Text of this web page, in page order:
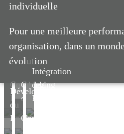
individuelle
Pour une meilleure
organisation, dans un
évolution
Coaching
Executive
Coaching
d'Equipe
Intégration
de
Poste
Développement
du
Leadership
Codéveloppement